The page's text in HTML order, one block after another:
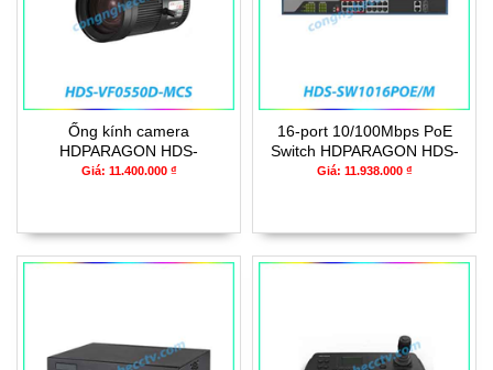
Ống kính camera
HDPARAGON HDS-
VF0550D-MCS
Giá: 11.400.000 ₫
16-port 10/100Mbps PoE
Switch HDPARAGON HDS-
SW1016POE/M
Giá: 11.938.000 ₫